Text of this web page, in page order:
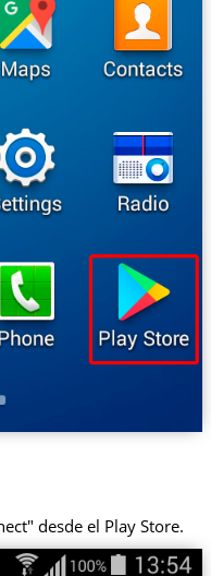
desde el Play Store.